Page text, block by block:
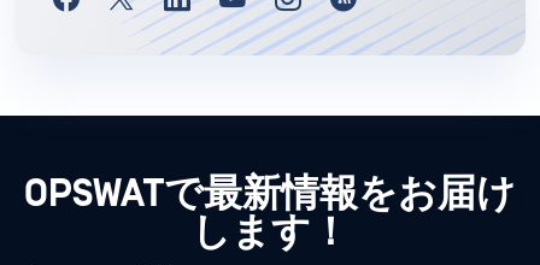
OPSWATで最新情報をお届け
します！